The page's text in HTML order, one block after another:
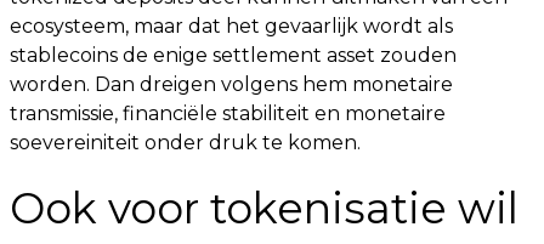
ecosysteem, maar dat het gevaarlijk wordt als
stablecoins de enige settlement asset zouden
worden. Dan dreigen volgens hem monetaire
transmissie, financiële stabiliteit en monetaire
soevereiniteit onder druk te komen.
Ook voor tokenisatie wil